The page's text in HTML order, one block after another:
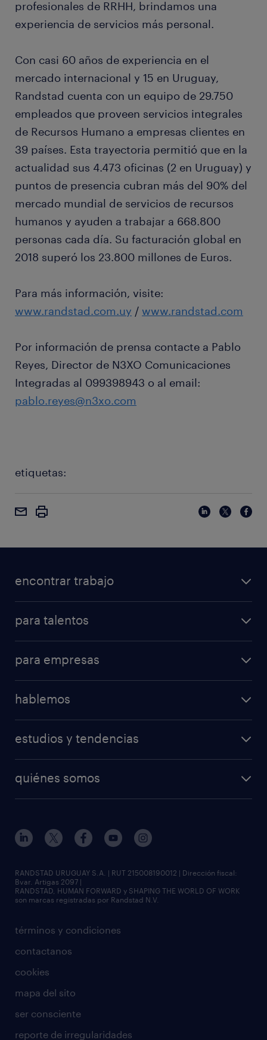
profesionales de RRHH, brindamos una
experiencia de servicios más personal.
Con casi 60 años de experiencia en el
mercado internacional y 15 en Uruguay,
Randstad cuenta con un equipo de 29.750
empleados que proveen servicios integrales
de Recursos Humano a empresas clientes en
39 países. Esta trayectoria permitió que en la
actualidad sus 4.473 oficinas (2 en Uruguay) y
puntos de presencia cubran más del 90% del
mercado mundial de servicios de recursos
humanos y ayuden a trabajar a 668.800
personas cada día. Su facturación global en
2018 superó los 23.800 millones de Euros.
Para más información, visite:
www.randstad.com.uy / www.randstad.com
Por información de prensa contacte a Pablo
Reyes, Director de N3XO Comunicaciones
Integradas al 099398943 o al email:
pablo.reyes@n3xo.com
etiquetas:
encontrar trabajo
para talentos
para empresas
hablemos
estudios y tendencias
quiénes somos
términos y condiciones
contactanos
cookies
mapa del sito
ser consciente
reporte de irregularidades
RANDSTAD URUGUAY S.A. | RUT 215008190012 | Dirección fiscal:
Bvar. Artigas 2097 |
RANDSTAD, HUMAN FORWARD y SHAPING THE WORLD OF WORK
son marcas registradas por Randstad N.V.